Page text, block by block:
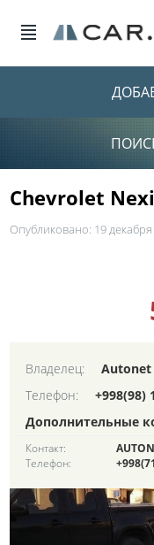
Chevrolet
Опубликовано: 19
Владелец:
Autonet
Телефон:
+998(98)
Дополнительные
Контакт:
Телефон: